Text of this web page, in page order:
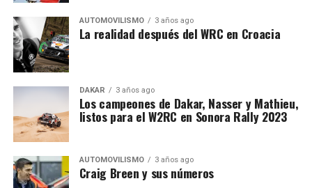
AUTOMOVILISMO 3 años ago
La realidad después del WRC en Croacia
DAKAR 3 años ago
Los campeones de Dakar, Nasser y Mathieu,
listos para el W2RC en Sonora Rally 2023
AUTOMOVILISMO 3 años ago
Craig Breen y sus números